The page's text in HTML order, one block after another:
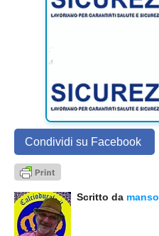
Condividi su Facebook
Scritto da manso